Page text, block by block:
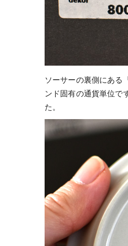
ソーサーの裏側にある
ンド固有の通貨単位で
た。